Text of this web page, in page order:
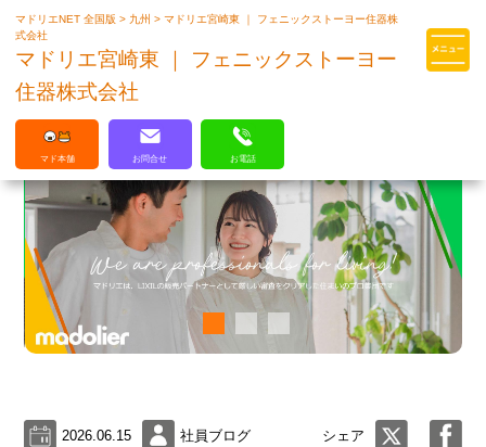
マドリエはLIXILの厳しい基準を
マドリエNET 全国版> 九州>マドリエ宮崎東 ｜ フェニックストーヨー住器株
式会社
マドリエ宮崎東 ｜ フェニックストーヨー
住器株式会社
マド本舗 お問合せ お電話
2026.06.15 社員ブログ シェア